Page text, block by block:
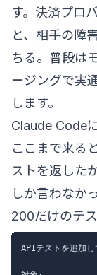
す。決済プロ
と、相手の障
ちる。普段は
ージングで実
します。
Claude Code
ここまで来る
ストを返した
しか言わなか
200だけのテ
APIテストを追加し